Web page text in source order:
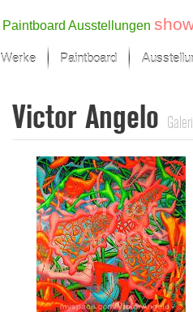
Paintboard Ausstellungen
Werke
Der letzte Monat im Fokus
Alle Fokus-Werke
Standard-Ansicht
Fokus-Werke
Neue Werke – Auswahl
Alle neuen Werke
Paintboard
Victor Angelo